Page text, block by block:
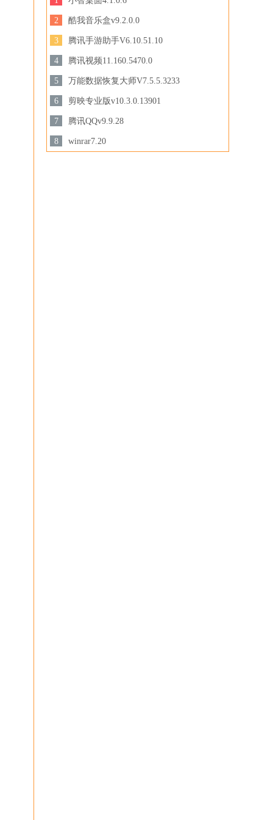
129 MB /
下载
2
酷我音乐盒v9.2.0.0
44.8MB /
3
腾讯手游助手V6.10.51.10
3.44 MB /
下载
4
腾讯视频11.160.5470.0
158.47 MB /
5
万能数据恢复大师V7.5.5.3233
3.28MB /
6
剪映专业版v10.3.0.13901
694.78 MB /
下载
7
腾讯QQv9.9.28
201.87MB /
8
winrar7.20